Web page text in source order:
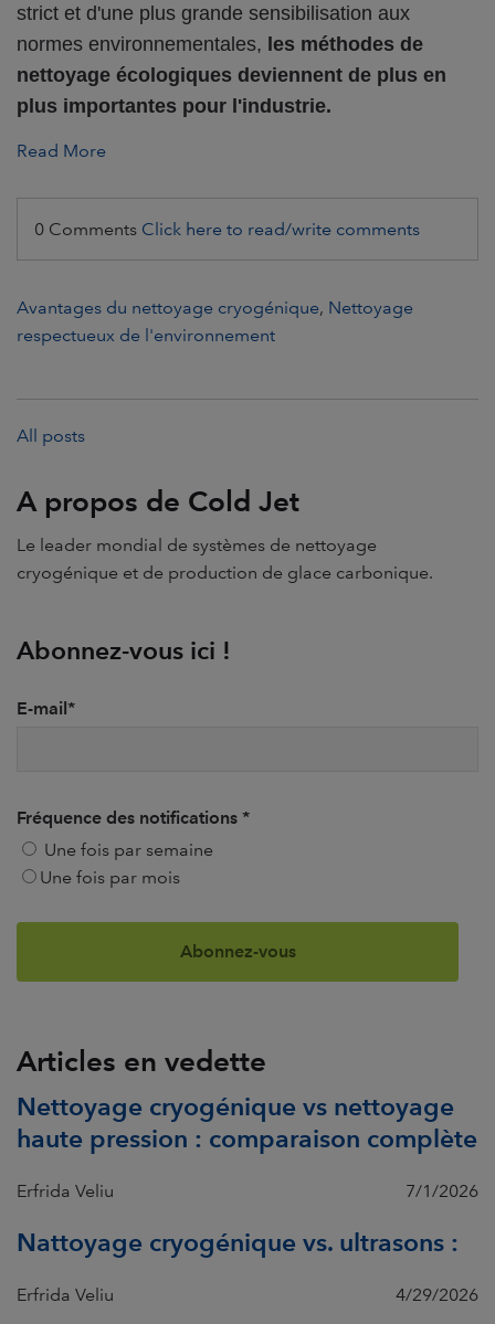
strict et d'une plus grande sensibilisation aux
normes environnementales, les méthodes de
nettoyage écologiques deviennent de plus en
plus importantes pour l'industrie.
Read More
0 Comments Click here to read/write comments
Avantages du nettoyage cryogénique, Nettoyage
respectueux de l'environnement
All posts
A propos de Cold Jet
Le leader mondial de systèmes de nettoyage
cryogénique et de production de glace carbonique.
Abonnez-vous ici !
E-mail*
Fréquence des notifications *
Une fois par semaine
Une fois par mois
Articles en vedette
Nettoyage cryogénique vs nettoyage
haute pression : comparaison complète
Erfrida Veliu 7/1/2026
Nattoyage cryogénique vs. ultrasons :
Erfrida Veliu 4/29/2026